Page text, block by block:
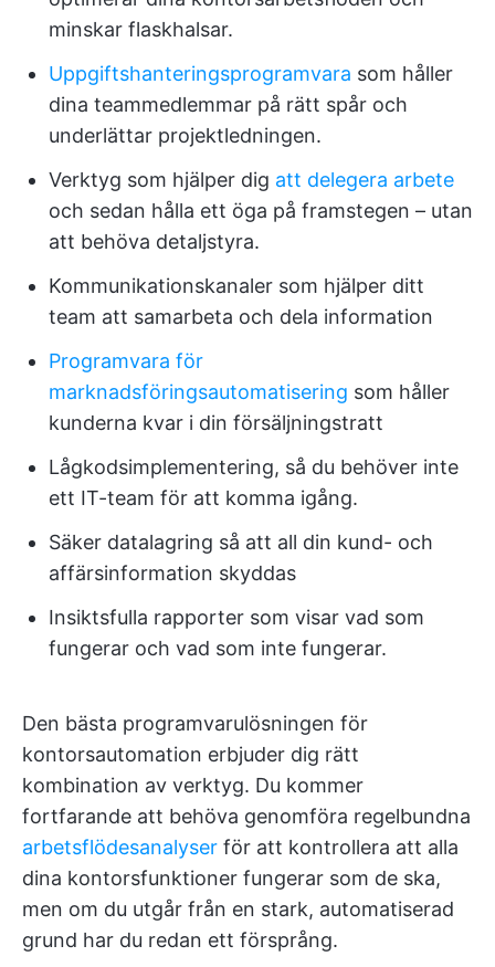
minskar flaskhalsar.
Uppgiftshanteringsprogramvara som håller
dina teammedlemmar på rätt spår och
underlättar projektledningen.
Verktyg som hjälper dig att delegera arbete
och sedan hålla ett öga på framstegen – utan
att behöva detaljstyra.
Kommunikationskanaler som hjälper ditt
team att samarbeta och dela information
Programvara för
marknadsföringsautomatisering som håller
kunderna kvar i din försäljningstratt
Lågkodsimplementering, så du behöver inte
ett IT-team för att komma igång.
Säker datalagring så att all din kund- och
affärsinformation skyddas
Insiktsfulla rapporter som visar vad som
fungerar och vad som inte fungerar.
Den bästa programvarulösningen för
kontorsautomation erbjuder dig rätt
kombination av verktyg. Du kommer
fortfarande att behöva genomföra regelbundna
arbetsflödesanalyser för att kontrollera att alla
dina kontorsfunktioner fungerar som de ska,
men om du utgår från en stark, automatiserad
grund har du redan ett försprång.